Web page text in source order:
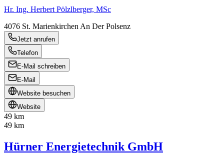
Hr. Ing. Herbert Pölzlberger, MSc
4076 St. Marienkirchen An Der Polsenz
Jetzt anrufen
Telefon
E-Mail schreiben
E-Mail
Website besuchen
Website
49 km
49 km
Hürner Energietechnik GmbH